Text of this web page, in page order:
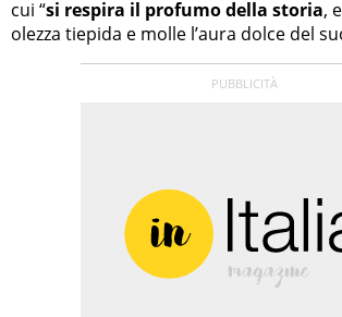
cui “si respira il profumo della storia,
olezza tiepida e molle l’aura dolce del